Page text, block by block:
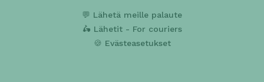
💬 Lähetä meille palaute
🛵 Lähetit - For couriers
🍪 Evästeasetukset